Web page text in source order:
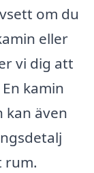
om du
eller
vi dig att
kamin
kan även
rum.